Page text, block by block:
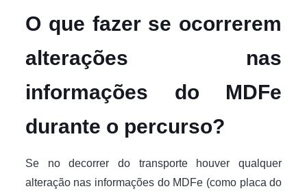
O que fazer se ocorrerem
alterações nas
informações do MDFe
durante o percurso?
Se no decorrer do transporte houver qualquer
alteração nas informações do MDFe (como placa do